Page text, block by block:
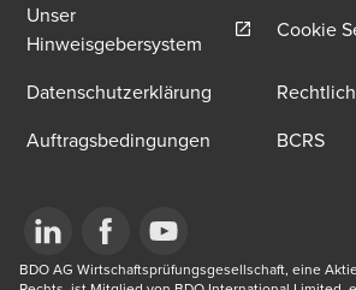
Unser
Hinweisgebersystem Opens in a new
Cookie
Datenschutzerklärung
Auftragsbedingungen
BCRS
Opens in a new window/tab
Opens in a new window/tab
Opens in a new window/tab
BDO AG Wirtschaftsprüfungsgesellschaft, eine